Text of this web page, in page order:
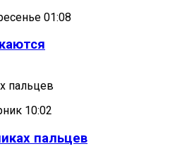
01:08
пальцев
10:02
пальцев